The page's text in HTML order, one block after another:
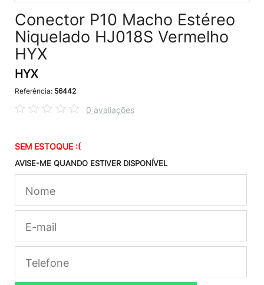
Conector P10 Macho Estéreo
Niquelado HJ018S Vermelho
HYX
HYX
Referência: 56442
0 avaliações
SEM ESTOQUE :(
AVISE-ME QUANDO ESTIVER DISPONÍVEL